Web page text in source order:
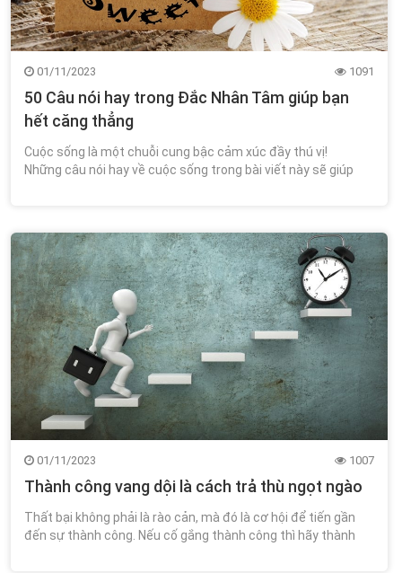
01/11/2023 1091
50 Câu nói hay trong Đắc Nhân Tâm giúp bạn
hết căng thẳng
Cuộc sống là một chuỗi cung bậc cảm xúc đầy thú vị!
Những câu nói hay về cuộc sống trong bài viết này sẽ giúp
01/11/2023 1007
Thành công vang dội là cách trả thù ngọt ngào
Thất bại không phải là rào cản, mà đó là cơ hội để tiến gần
đến sự thành công. Nếu cố gắng thành công thì hãy thành